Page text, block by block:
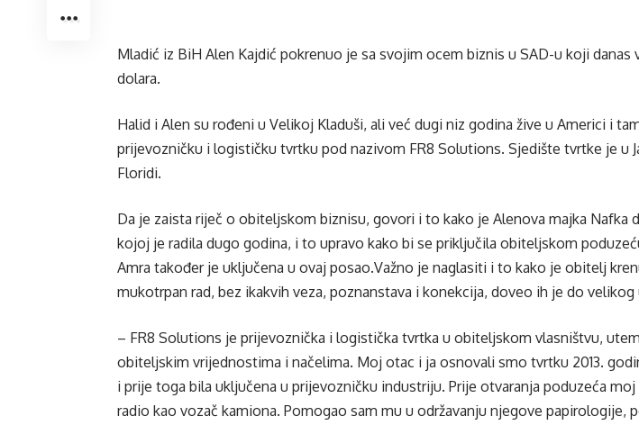
Mladić iz BiH Alen Kajdić pokrenuo je sa svojim ocem biznis u SAD-u koji danas
dolara.
Halid i Alen su rođeni u Velikoj Kladuši, ali već dugi niz godina žive u Americi i
prijevozničku i logističku tvrtku pod nazivom FR8 Solutions. Sjedište tvrtke je u
Floridi.
Da je zaista riječ o obiteljskom biznisu, govori i to kako je Alenova majka Nafka
kojoj je radila dugo godina, i to upravo kako bi se priključila obiteljskom
Amra također je uključena u ovaj posao.Važno je naglasiti i to kako je obitelj
mukotrpan rad, bez ikakvih veza, poznanstava i konekcija, doveo ih je do velikog
– FR8 Solutions je prijevoznička i logistička tvrtka u obiteljskom vlasništvu,
obiteljskim vrijednostima i načelima. Moj otac i ja osnovali smo tvrtku 2013.
i prije toga bila uključena u prijevozničku industriju. Prije otvaranja poduzeća
radio kao vozač kamiona. Pomogao sam mu u održavanju njegove papirologije,